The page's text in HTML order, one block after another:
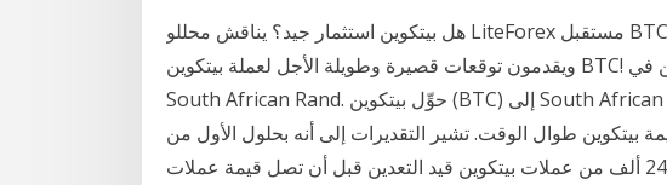
هل بيتكوين استثمار جيد؟ يناقش محللو LiteForex مستقبل BTC، ويعرضون توقعات الخبراء للسعر،
ويقدمون توقعات قصيرة وطويلة الأجل لعملة بيتكوين BTC! احصل على رسوم بيانية مباشرة لـ بيتكوين في
South African Rand. حوِّل بيتكوين (BTC) إلى South African Rand (ZAR)، وغيِّر نطاق الرسم البياني،
بيتكوين طوال الوقت. تشير التقديرات إلى أنه بحلول الأول من
يناير/كانون الثاني 2020، سيبقى حوالي 240 ألف من عملات بيتكوين قيد التعدين قبل أن تصل قيمة عملات